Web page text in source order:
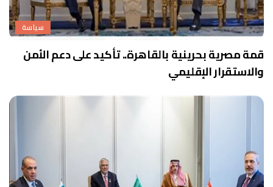
سياسة
قمة مصرية بحرينية بالقاهرة.. تأكيد على دعم الأمن
والاستقرار الإقليمي